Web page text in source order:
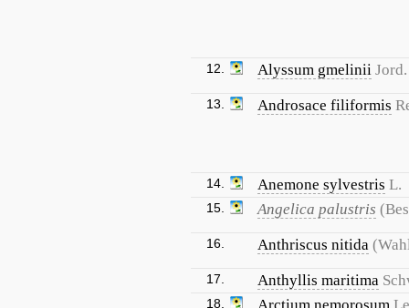
12. Alyssum gmelinii Jord.
13. Androsace filiformis
14. Anemone sylvestris L.
15. Angelica palustris
16. Anthriscus nitida
17. Anthyllis maritima
18.